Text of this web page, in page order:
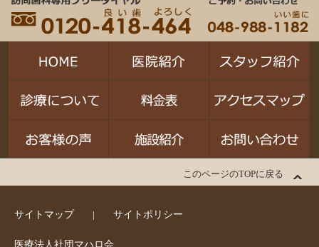
このページのTOPに戻る
サイトマップ サイトポリシー
医療法人社団マハロ会